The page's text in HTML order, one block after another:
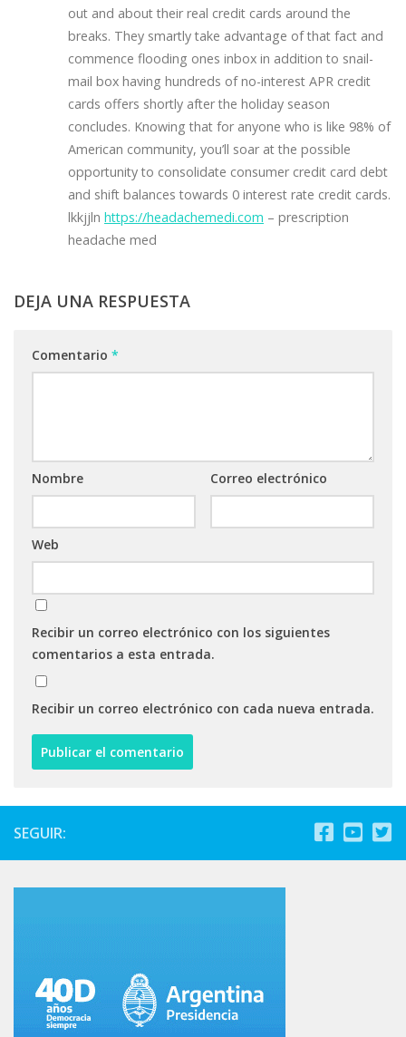
out and about their real credit cards around the
breaks. They smartly take advantage of that fact and
commence flooding ones inbox in addition to snail-
mail box having hundreds of no-interest APR credit
cards offers shortly after the holiday season
concludes. Knowing that for anyone who is like 98% of
American community, you’ll soar at the possible
opportunity to consolidate consumer credit card debt
and shift balances towards 0 interest rate credit cards.
lkkjjln https://headachemedi.com – prescription
headache med
DEJA UNA RESPUESTA
Comentario *
Nombre Correo electrónico
Web
Recibir un correo electrónico con los siguientes
comentarios a esta entrada.
Recibir un correo electrónico con cada nueva entrada.
SEGUIR: